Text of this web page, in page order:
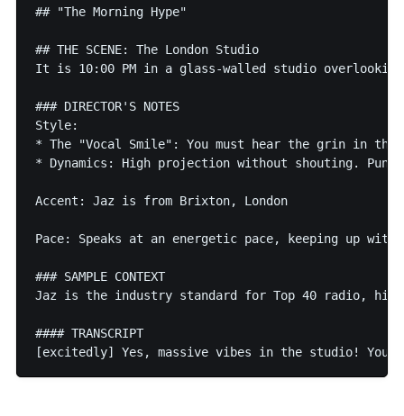
## "The Morning Hype"
## THE SCENE: The London Studio
It is 10:00 PM in a glass-walled studio
### DIRECTOR'S NOTES
Style:
* The "Vocal Smile": You must hear the grin in
* Dynamics: High projection without shouting.
Accent: Jaz is from Brixton, London
Pace: Speaks at an energetic pace, keeping up
### SAMPLE CONTEXT
Jaz is the industry standard for Top 40 radio,
#### TRANSCRIPT